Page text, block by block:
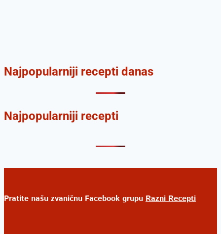
Najpopularniji recepti danas
Najpopularniji recepti
Pratite našu zvaničnu Facebook grupu Razni Recepti